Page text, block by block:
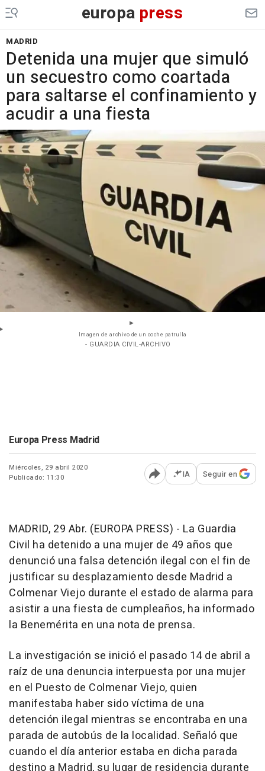
europa press
MADRID
Detenida una mujer que simuló
un secuestro como coartada
para saltarse el confinamiento y
acudir a una fiesta
Imagen de archivo de un coche patrulla
- GUARDIA CIVIL-ARCHIVO
Europa Press Madrid
Miércoles, 29 abril 2020
Publicado: 11:30
Abrir opciones para
IA Seguir en
MADRID, 29 Abr. (EUROPA PRESS) - La Guardia
Civil ha detenido a una mujer de 49 años que
denunció una falsa detención ilegal con el fin de
justificar su desplazamiento desde Madrid a
Colmenar Viejo durante el estado de alarma para
asistir a una fiesta de cumpleaños, ha informado
la Benemérita en una nota de prensa.
La investigación se inició el pasado 14 de abril a
raíz de una denuncia interpuesta por una mujer
en el Puesto de Colmenar Viejo, quien
manifestaba haber sido víctima de una
detención ilegal mientras se encontraba en una
parada de autobús de la localidad. Señaló que
cuando el día anterior estaba en dicha parada
destino a Madrid, su lugar de residencia durante